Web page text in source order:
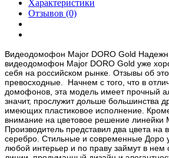
Характеристики
Отзывов (0)
Видеодомофон Major DORO Gold
видеодомофон Major DORO Gold уже
себя на российском рынке. Отзывы об
превосходные. Начнем с того, что в
домофонов, эта модель имеет прочный
значит, прослужит дольше большинства
имеющих пластиковое исполнение.
внимание на цветовое решение линейки
Производитель представил два цвета на
серебро. Стильные и современные Доро
любой интерьер и по праву займут в нем